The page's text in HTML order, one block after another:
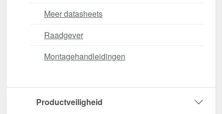
Meer datasheets
Raadgever
Montagehandleidingen
Productveiligheid